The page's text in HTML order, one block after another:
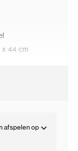
x 44 cm
afspelen op